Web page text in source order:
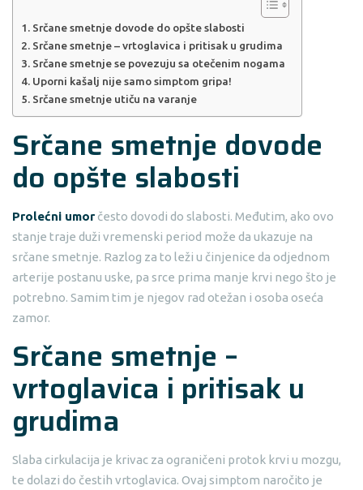
Srčane smetnje dovode do opšte slabosti
Srčane smetnje – vrtoglavica i pritisak u grudima
Srčane smetnje se povezuju sa otečenim nogama
Uporni kašalj nije samo simptom gripa!
Srčane smetnje utiču na varanje
Srčane smetnje dovode
do opšte slabosti
Prolećni umor često dovodi do slabosti. Međutim, ako ovo
stanje traje duži vremenski period može da ukazuje na
srčane smetnje. Razlog za to leži u činjenice da odjednom
arterije postanu uske, pa srce prima manje krvi nego što je
potrebno. Samim tim je njegov rad otežan i osoba oseća
zamor.
Srčane smetnje –
vrtoglavica i pritisak u
grudima
Slaba cirkulacija je krivac za ograničeni protok krvi u mozgu,
te dolazi do čestih vrtoglavica. Ovaj simptom naročito je